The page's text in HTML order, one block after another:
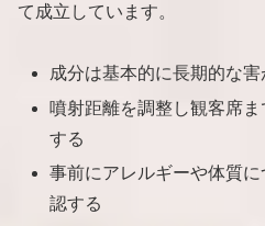
て成立しています。
成分は基本的に長期的な
噴射距離を調整し観客席
する
事前にアレルギーや体質
認する